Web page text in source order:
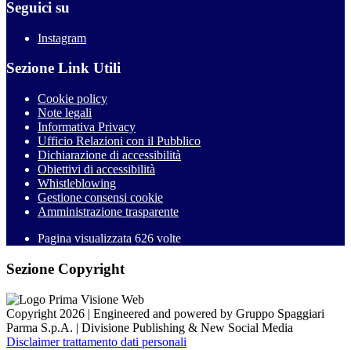
Seguici su
Instagram
Sezione Link Utili
Cookie policy
Note legali
Informativa Privacy
Ufficio Relazioni con il Pubblico
Dichiarazione di accessibilità
Obiettivi di accessibilità
Whistleblowing
Gestione consensi cookie
Amministrazione trasparente
Pagina visualizzata 626 volte
Sezione Copyright
Copyright 2026 | Engineered and powered by Gruppo Spaggiari
Parma S.p.A. | Divisione Publishing & New Social Media
Disclaimer trattamento dati personali